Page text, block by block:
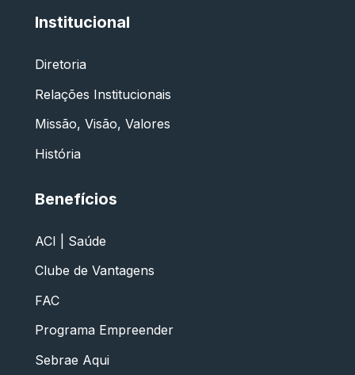
Institucional
Diretoria
Relações Institucionais
Missão, Visão, Valores
História
Benefícios
ACI | Saúde
Clube de Vantagens
FAC
Programa Empreender
Sebrae Aqui